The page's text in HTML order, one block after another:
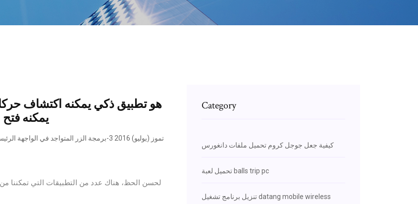
هو تطبيق ذكي يمكنه اكتشاف
لحسن الحظ، هناك عدد من التطبيقات التي تمكننا
Category
كيفية جعل جوجل كروم تحميل ملفات دانغورس
تحميل لعبة balls trip pc
تنزيل برنامج تشغيل datang mobile wireless